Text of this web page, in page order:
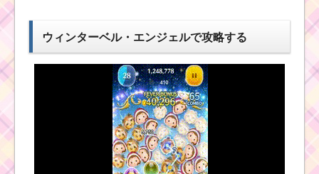
ーンを作るコツは1種類
のみを残す
ツムツム1月イベント！
ディズニースターシア
ター7枚目のミッション
内容と攻略
ウィンターベル・エンジェルで攻略する